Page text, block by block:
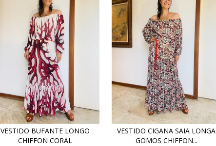
VESTIDO BUFANTE LONGO
CHIFFON CORAL
VESTIDO CIGANA SAIA LONGA
GOMOS CHIFFON...